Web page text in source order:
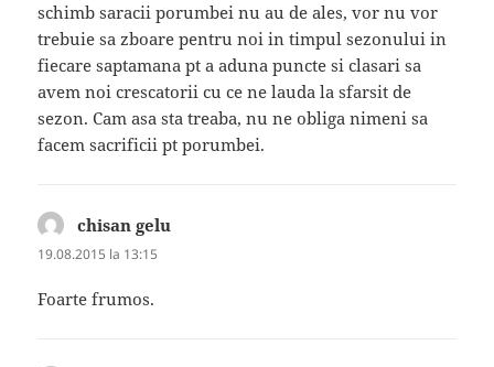
schimb saracii porumbei nu au de ales, vor nu vor
trebuie sa zboare pentru noi in timpul sezonului in
fiecare saptamana pt a aduna puncte si clasari sa
avem noi crescatorii cu ce ne lauda la sfarsit de
sezon. Cam asa sta treaba, nu ne obliga nimeni sa
facem sacrificii pt porumbei.
chisan gelu
19.08.2015 la 13:15
Foarte frumos.